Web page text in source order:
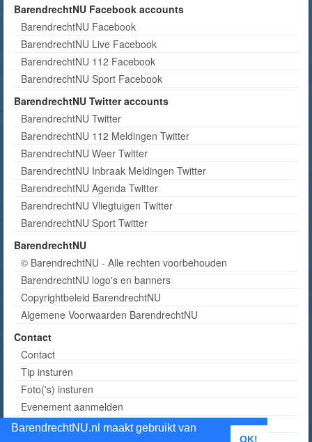
BarendrechtNU.nl maakt gebruikt van
OK!
BarendrechtNU Facebook accounts
BarendrechtNU Facebook
BarendrechtNU Live Facebook
BarendrechtNU 112 Facebook
BarendrechtNU Sport Facebook
BarendrechtNU Twitter accounts
BarendrechtNU Twitter
BarendrechtNU 112 Meldingen Twitter
BarendrechtNU Weer Twitter
BarendrechtNU Inbraak Meldingen Twitter
BarendrechtNU Agenda Twitter
BarendrechtNU Vliegtuigen Twitter
BarendrechtNU Sport Twitter
BarendrechtNU
© BarendrechtNU - Alle rechten voorbehouden
BarendrechtNU logo's en banners
Copyrightbeleid BarendrechtNU
Algemene Voorwaarden BarendrechtNU
Contact
Contact
Tip insturen
Foto('s) insturen
Evenement aanmelden
Informatie aanvragen adverteren